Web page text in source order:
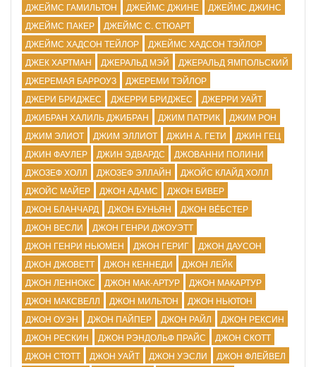
ДЖЕЙМС ГАМИЛЬТОН
ДЖЕЙМС ДЖИНЕ
ДЖЕЙМС ДЖИНС
ДЖЕЙМС ПАКЕР
ДЖЕЙМС С. СТЮАРТ
ДЖЕЙМС ХАДСОН ТЕЙЛОР
ДЖЕЙМС ХАДСОН ТЭЙЛОР
ДЖЕК ХАРТМАН
ДЖЕРАЛЬД МЭЙ
ДЖЕРАЛЬД ЯМПОЛЬСКИЙ
ДЖЕРЕМАЯ БАРРОУЗ
ДЖЕРЕМИ ТЭЙЛОР
ДЖЕРИ БРИДЖЕС
ДЖЕРРИ БРИДЖЕС
ДЖЕРРИ УАЙТ
ДЖИБРАН ХАЛИЛЬ ДЖИБРАН
ДЖИМ ПАТРИК
ДЖИМ РОН
ДЖИМ ЭЛИОТ
ДЖИМ ЭЛЛИОТ ДЖИН А. ГЕТИ
ДЖИН ГЕЦ
ДЖИН ФАУЛЕР
ДЖИН ЭДВАРДС
ДЖОВАННИ ПОЛИНИ
ДЖОЗЕФ ХОЛЛ
ДЖОЗЕФ ЭЛЛАЙН
ДЖОЙС КЛАЙД ХОЛЛ
ДЖОЙС МАЙЕР
ДЖОН АДАМС
ДЖОН БИВЕР
ДЖОН БЛАНЧАРД
ДЖОН БУНЬЯН
ДЖОН ВЕ́БСТЕР
ДЖОН ВЕСЛИ
ДЖОН ГЕНРИ ДЖОУЭТТ
ДЖОН ГЕНРИ НЬЮМЕН
ДЖОН ГЕРИГ
ДЖОН ДАУСОН
ДЖОН ДЖОВЕТТ
ДЖОН КЕННЕДИ
ДЖОН ЛЕЙК
ДЖОН ЛЕННОКС
ДЖОН МАК-АРТУР
ДЖОН МАКАРТУР
ДЖОН МАКСВЕЛЛ
ДЖОН МИЛЬТОН
ДЖОН НЬЮТОН
ДЖОН ОУЭН
ДЖОН ПАЙПЕР ДЖОН РАЙЛ
ДЖОН РЕКСИН
ДЖОН РЕСКИН
ДЖОН РЭНДОЛЬФ ПРАЙС
ДЖОН СКОТТ
ДЖОН СТОТТ
ДЖОН УАЙТ ДЖОН УЭСЛИ
ДЖОН ФЛЕЙВЕЛ